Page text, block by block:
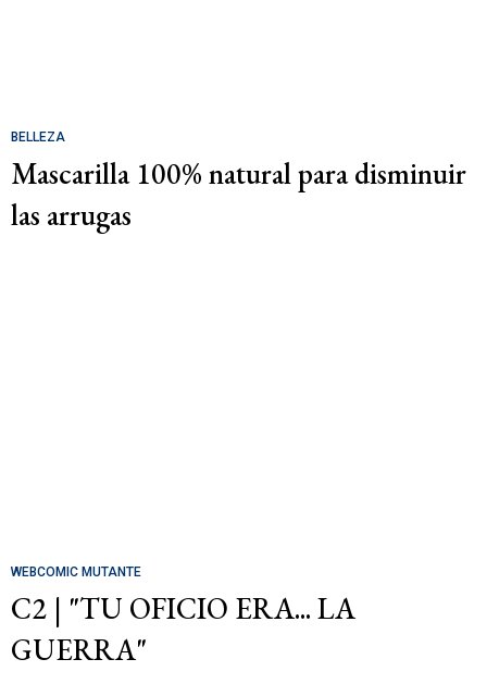
BELLEZA
Mascarilla 100% natural para disminuir
las arrugas
WEBCOMIC MUTANTE
C2 | "TU OFICIO ERA... LA
GUERRA"